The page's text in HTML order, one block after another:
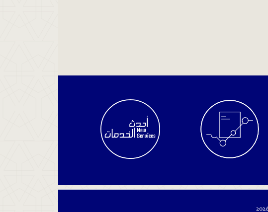
القضية
استعلم